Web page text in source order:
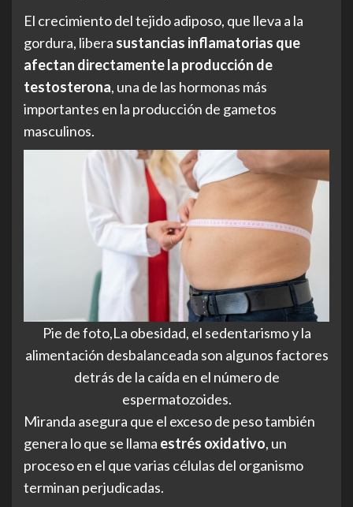
El crecimiento del tejido adiposo, que lleva a la
gordura, libera sustancias inflamatorias que
afectan directamente la producción de
testosterona, una de las hormonas más
importantes en la producción de gametos
masculinos.
Pie de foto,La obesidad, el sedentarismo y la
alimentación desbalanceada son algunos factores
detrás de la caída en el número de
espermatozoides.
Miranda asegura que el exceso de peso también
genera lo que se llama estrés oxidativo, un
proceso en el que varias células del organismo
terminan perjudicadas.